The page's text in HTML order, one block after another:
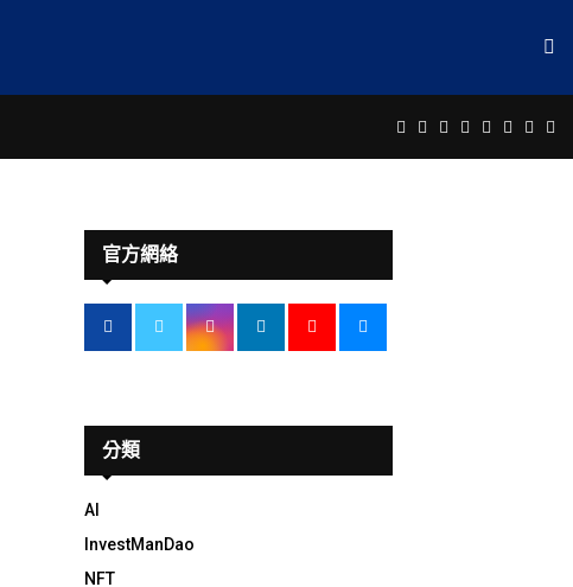
Facebook
TwitterInstagram
Linkedin
Youtube
Email
Rss
官方網絡
分類
AI
InvestManDao
NFT